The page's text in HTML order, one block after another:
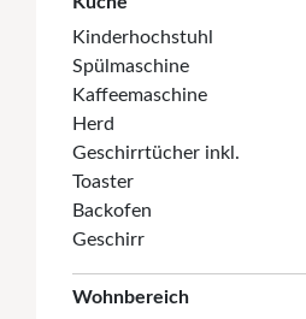
Kinderhochstuhl
Spülmaschine
Kaffeemaschine
Herd
Geschirrtücher inkl.
Toaster
Backofen
Geschirr
Wohnbereich